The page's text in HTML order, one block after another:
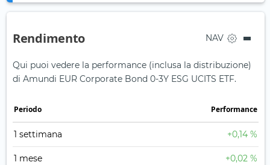
Rendimento NAV
Qui puoi vedere la performance (inclusa la distribuzione)
di Amundi EUR Corporate Bond 0-3Y ESG UCITS ETF.
Periodo Performance
1 settimana +0,14 %
1 mese +0,02 %